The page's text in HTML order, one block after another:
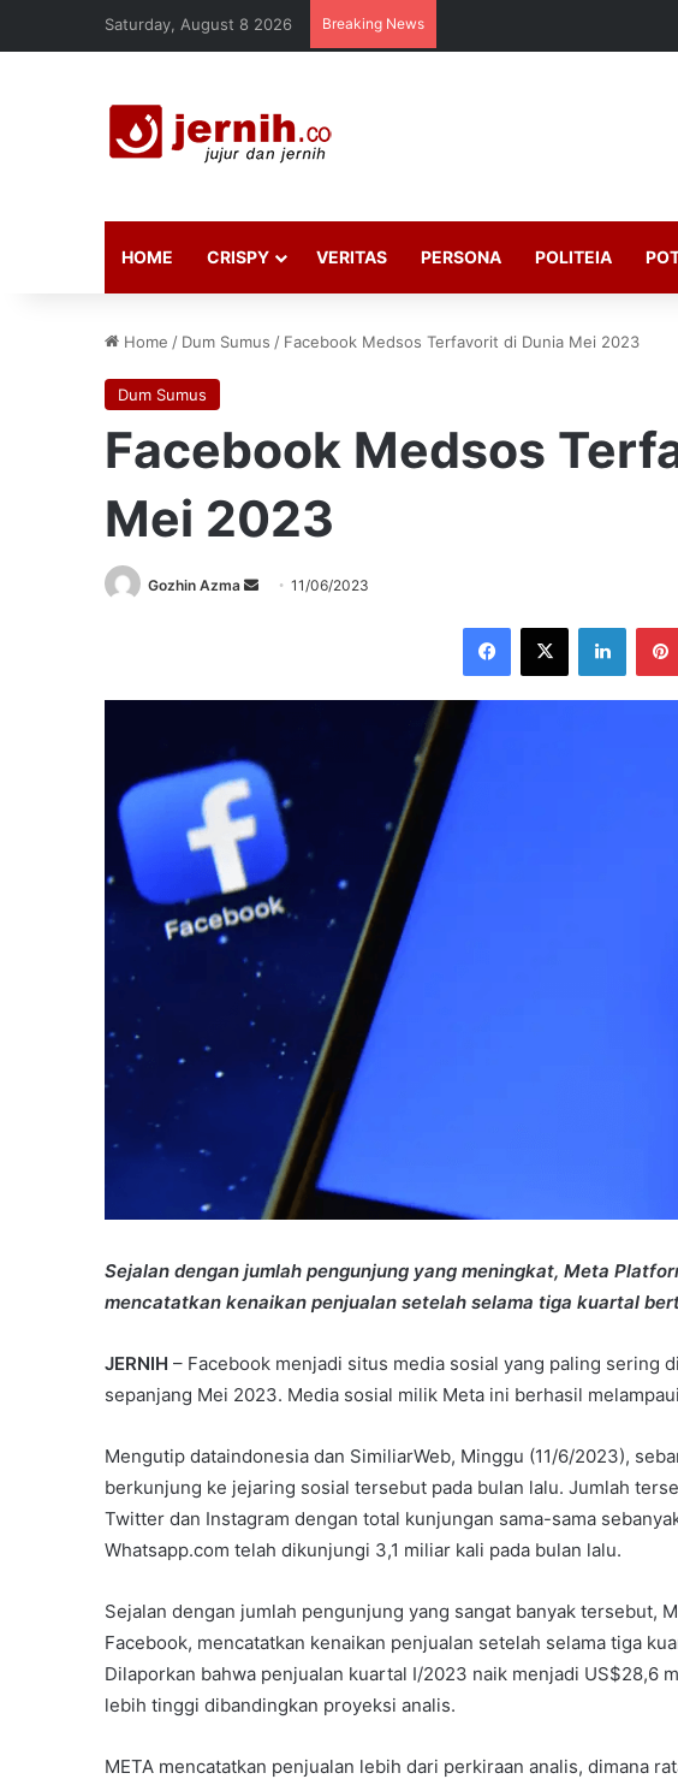
Saturday, August 8 2026 Breaking News
HOME CRISPY VERITAS PERSONA POLITEIA
Home / Dum Sumus / Facebook Medsos Terfavorit di Dunia Mei 2023
Dum Sumus
Facebook Medsos
Mei 2023
Gozhin Azma
Send11/06/2023
Facebook
X
Sejalan dengan jumlah pengunjung yang meningkat, Meta
mencatatkan kenaikan penjualan setelah selama tiga kuartal
JERNIH – Facebook menjadi situs media sosial yang paling sering
sepanjang Mei 2023. Media sosial milik Meta ini berhasil
Mengutip dataindonesia dan SimiliarWeb, Minggu (11/6/2023),
berkunjung ke jejaring sosial tersebut pada bulan lalu. Jumlah
Twitter dan Instagram dengan total kunjungan sama-sama
Whatsapp.com telah dikunjungi 3,1 miliar kali pada bulan lalu.
Sejalan dengan jumlah pengunjung yang sangat banyak tersebut,
Facebook, mencatatkan kenaikan penjualan setelah selama tiga
Dilaporkan bahwa penjualan kuartal I/2023 naik menjadi US$28,6
lebih tinggi dibandingkan proyeksi analis.
META mencatatkan penjualan lebih dari perkiraan analis, dimana